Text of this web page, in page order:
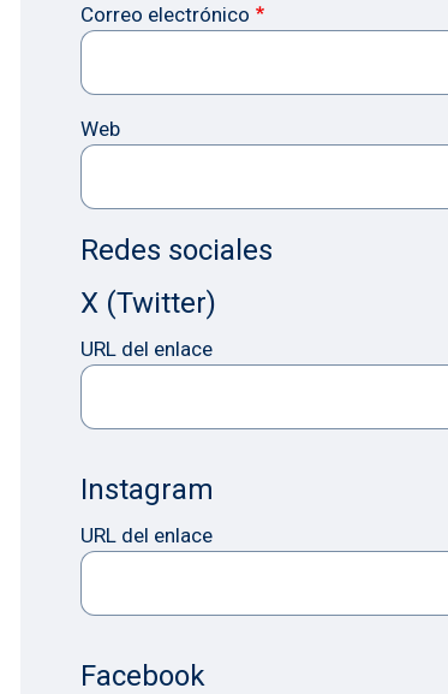
Correo electrónico
Web
Redes sociales
X (Twitter)
URL del enlace
Instagram
URL del enlace
Facebook